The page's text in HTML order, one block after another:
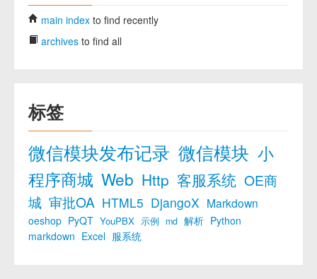
main index to find recently
archives to find all
标签
微信模块发布记录 微信模块 小
程序商城 Web Http 客服系统 OE商
城 审批OA HTML5 DjangoX Markdown
oeshop PyQT YouPBX 示例 md 解析 Python
markdown Excel 服系统